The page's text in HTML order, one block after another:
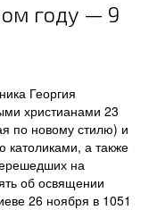
году — 9
Георгия
христианами 23
по новому стилю) и
католиками, а также
на
об освящении
26 ноября в 1051